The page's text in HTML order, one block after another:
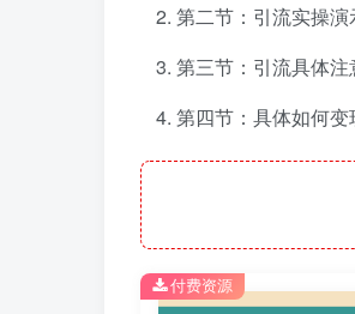
第二节：引流实操演
第三节：引流具体注
第四节：具体如何变
付费资源